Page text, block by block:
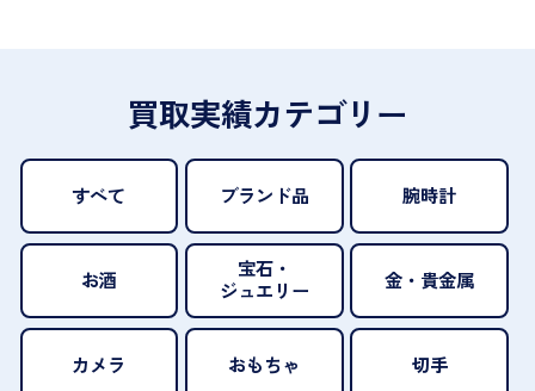
買取実績カテゴリー
すべて ブランド品 腕時計
お酒
宝石・
ジュエリー
金・貴金属
カメラ おもちゃ 切手